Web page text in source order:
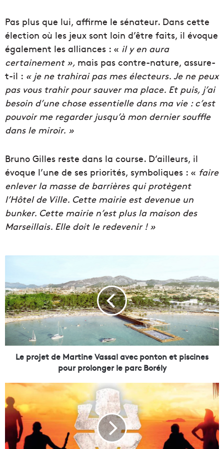
Pas plus que lui, affirme le sénateur. Dans cette
élection où les jeux sont loin d’être faits, il évoque
également les alliances : « il y en aura
certainement », mais pas contre-nature, assure-
t-il : « je ne trahirai pas mes électeurs. Je ne peux
pas vous trahir pour sauver ma place. Et puis, j’ai
besoin d’une chose essentielle dans ma vie : c’est
pouvoir me regarder jusqu’à mon dernier souffle
dans le miroir. »
Bruno Gilles reste dans la course. D’ailleurs, il
évoque l’une de ses priorités, symboliques : « faire
enlever la masse de barrières qui protègent
l’Hôtel de Ville. Cette mairie est devenue un
bunker. Cette mairie n’est plus la maison des
Marseillais. Elle doit le redevenir ! »
p
r
o
j
e
d
t
i
e
V
Le projet de Martine Vassal avec ponton et piscines
pour prolonger le parc Borély
o
h
L
a